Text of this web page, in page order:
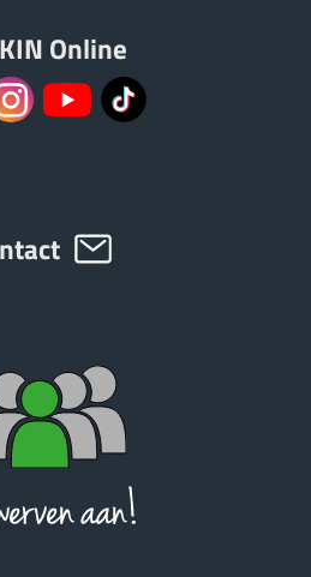
رسید ن
Online